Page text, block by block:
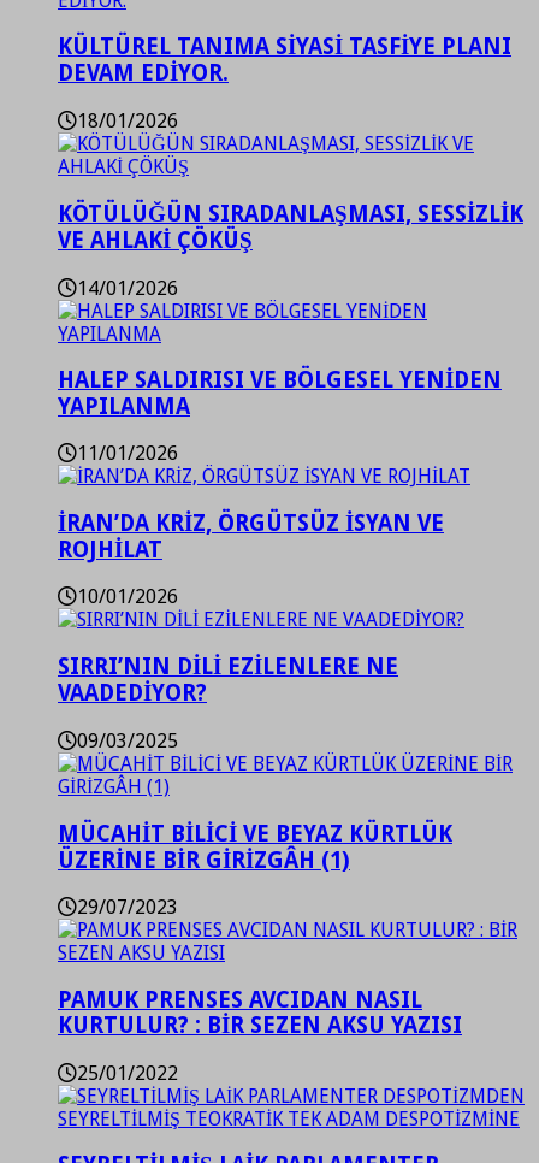
KÜLTÜREL TANIMA SİYASİ TASFİYE PLANI
DEVAM EDİYOR.
18/01/2026
KÖTÜLÜĞÜN SIRADANLAŞMASI, SESSİZLİK
VE AHLAKİ ÇÖKÜŞ
14/01/2026
HALEP SALDIRISI VE BÖLGESEL YENİDEN
YAPILANMA
11/01/2026
İRAN’DA KRİZ, ÖRGÜTSÜZ İSYAN VE
ROJHİLAT
10/01/2026
SIRRI’NIN DİLİ EZİLENLERE NE
VAADEDİYOR?
09/03/2025
MÜCAHİT BİLİCİ VE BEYAZ KÜRTLÜK
ÜZERİNE BİR GİRİZGÂH (1)
29/07/2023
PAMUK PRENSES AVCIDAN NASIL
KURTULUR? : BİR SEZEN AKSU YAZISI
25/01/2022